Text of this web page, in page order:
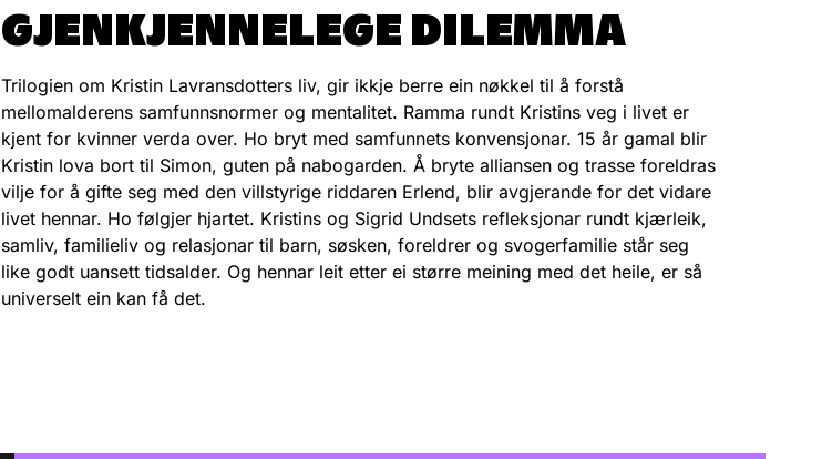
GJENKJENNELEGE DILEMMA
Trilogien om Kristin Lavransdotters liv, gir ikkje berre ein nøkkel til å forstå
mellomalderens samfunnsnormer og mentalitet. Ramma rundt Kristins veg i livet er
kjent for kvinner verda over. Ho bryt med samfunnets konvensjonar. 15 år gamal blir
Kristin lova bort til Simon, guten på nabogarden. Å bryte alliansen og trasse foreldras
vilje for å gifte seg med den villstyrige riddaren Erlend, blir avgjerande for det vidare
livet hennar. Ho følgjer hjartet. Kristins og Sigrid Undsets refleksjonar rundt kjærleik,
samliv, familieliv og relasjonar til barn, søsken, foreldrer og svogerfamilie står seg
like godt uansett tidsalder. Og hennar leit etter ei større meining med det heile, er så
universelt ein kan få det.